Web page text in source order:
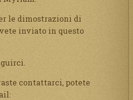
le dimostrazioni di
inviato in questo
contattarci, potete